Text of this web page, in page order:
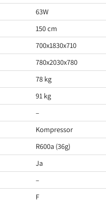
63W
150 cm
700x1830x710
780x2030x780
78 kg
91 kg
–
Kompressor
R600a (36g)
Ja
–
F